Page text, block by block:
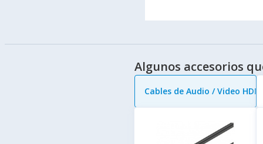
Algunos accesorios
Cables de Audio / Video